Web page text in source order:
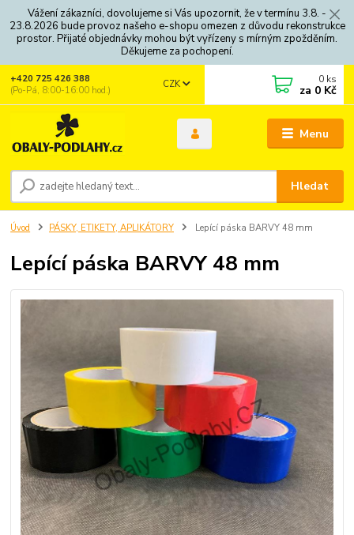
Vážení zákazníci, dovolujeme si Vás upozornit, že v termínu 3.8. -
23.8.2026 bude provoz našeho e-shopu omezen z důvodu rekonstrukce
prostor. Přijaté objednávky mohou být vyřízeny s mírným zpožděním.
Děkujeme za pochopení.
Menu
CZK
Hledat
+420 725 426 388
(Po-Pá, 8:00-16:00 hod.)
0 ks
za 0 Kč
Úvod PÁSKY, ETIKETY, APLIKÁTORY Lepící páska BARVY 48 mm
Lepící páska BARVY 48 mm